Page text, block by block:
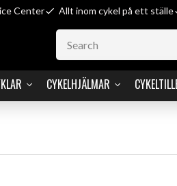
Center Allt inom cykel på ett ställe
CYKELHJÄLMAR